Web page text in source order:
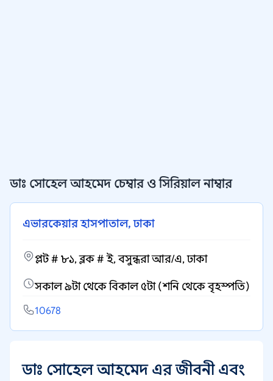
ডাঃ সোহেল আহমেদ চেম্বার ও সিরিয়াল নাম্বার
এভারকেয়ার হাসপাতাল, ঢাকা
প্লট # ৮১, ব্লক # ই, বসুন্ধরা আর/এ, ঢাকা
সকাল ৯টা থেকে বিকাল ৫টা (শনি থেকে বৃহস্পতি)
10678
ডাঃ সোহেল আহমেদ এর জীবনী এবং